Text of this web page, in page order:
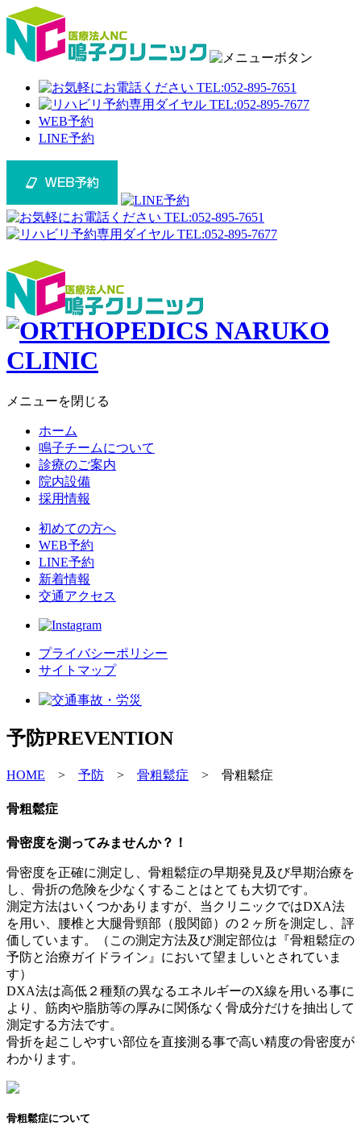
WEB予約
LINE予約
メニューを閉じる
ホーム
鳴子チームについて
診療のご案内
院内設備
採用情報
初めての方へ
WEB予約
LINE予約
新着情報
交通アクセス
プライバシーポリシー
サイトマップ
予防PREVENTION
HOME > 予防 > 骨粗鬆症 > 骨粗鬆症
骨粗鬆症
骨密度を測ってみませんか？！
骨密度を正確に測定し、骨粗鬆症の早期発見及び早期治療を
し、骨折の危険を少なくすることはとても大切です。
測定方法はいくつかありますが、当クリニックではDXA法
を用い、腰椎と大腿骨頸部（股関節）の２ヶ所を測定し、評
価しています。（この測定方法及び測定部位は『骨粗鬆症の
予防と治療ガイドライン』において望ましいとされていま
す）
DXA法は高低２種類の異なるエネルギーのX線を用いる事に
より、筋肉や脂肪等の厚みに関係なく骨成分だけを抽出して
測定する方法です。
骨折を起こしやすい部位を直接測る事で高い精度の骨密度が
わかります。
骨粗鬆症について